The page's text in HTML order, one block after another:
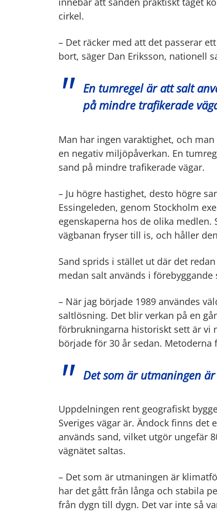
cirkel.
– Det räcker med att det passerar
bort, säger Dan Eriksson, nationell
En tumregel är att salt
på mindre trafikerade
Man har ingen varaktighet, och
en negativ miljöpåverkan. En
sand på mindre trafikerade vägar.
– Ju högre hastighet, desto högre
Essingeleden, genom Stockholm
egenskaperna hos de olika
vägbanan fryser till is, och håller
Sand sprids i stället ut där det
medan salt används i förebyggande
– När jag började 1989 användes
saltlösning. Det blir verkan på en
förbrukningarna historiskt sett är vi
började för 30 år sedan.
Det som är utmaningen
Uppdelningen rent geografiskt
Sveriges vägar är. Ändock finns
används sand, vilket utgör ungefär
vägnätet saltas.
– Det som är utmaningen är
har det gått från långa och stabila
från dygn till dygn. Det var inte så